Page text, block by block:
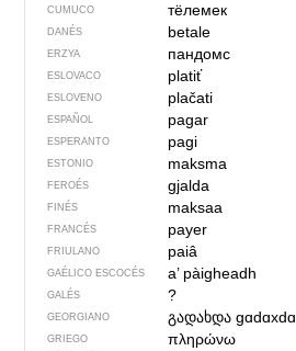
CUMUCO тёлемек
DANÉS betale
ERZYA пандомс
ESLOVACO platiť
ESLOVENO plačati
ESPAÑOL pagar
ESPERANTO pagi
ESTONIO maksma
FEROÉS gjalda
FINÉS maksaa
FRANCÉS payer
FRIULANO paiâ
GAÉLICO ESCOCÉS a’ pàigheadh
GALÉS ?
GEORGIANO გადახდაgɑdɑxdɑ
GRIEGO πληρώνω